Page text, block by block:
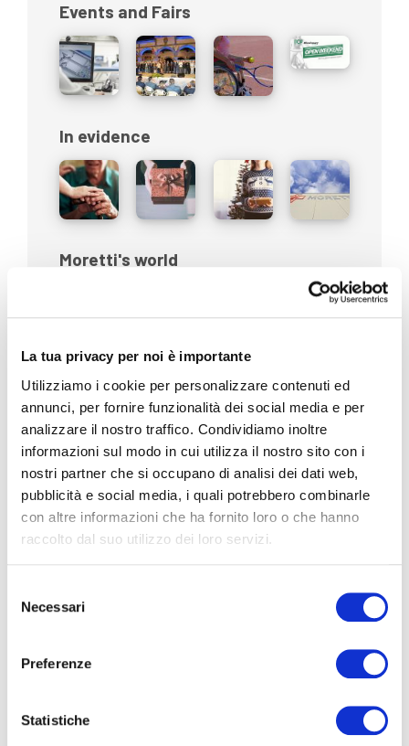
La tua privacy per noi è importante
Utilizziamo i cookie per personalizzare contenuti ed
annunci, per fornire funzionalità dei social media e per
analizzare il nostro traffico. Condividiamo inoltre
informazioni sul modo in cui utilizza il nostro sito con i
nostri partner che si occupano di analisi dei dati web,
pubblicità e social media, i quali potrebbero combinarle
con altre informazioni che ha fornito loro o che hanno
raccolto dal suo utilizzo dei loro servizi.
delNecessari
Preferenze
Statistiche
Events and Fairs
In evidence
Moretti's world
Products
Professional Diagnostic
Technologies